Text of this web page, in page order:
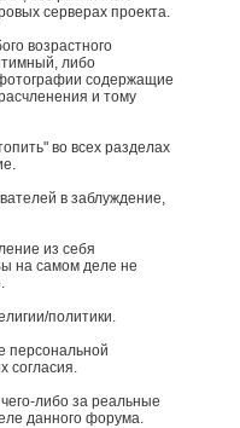
серверах проекта.​
возрастного
либо
содержащие
и тому
во всех разделах
в заблуждение,
из себя
на самом деле не
политики.
персональной
согласия.
либо за реальные
данного форума.